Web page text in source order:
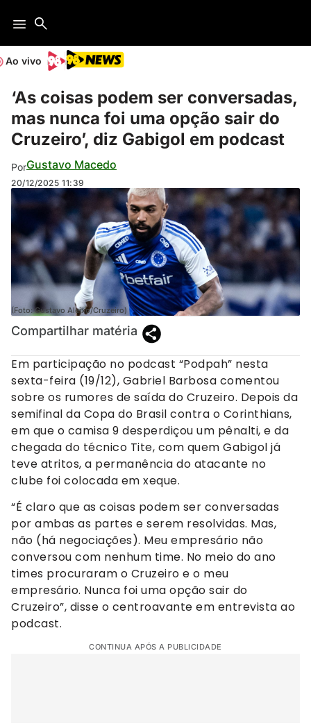
Ao vivo
‘As coisas podem ser conversadas,
mas nunca foi uma opção sair do
Cruzeiro’, diz Gabigol em podcast
PorGustavo Macedo
20/12/2025 11:39
(Foto: Gustavo Aleixo/Cruzeiro)
Compartilhar matéria
Em participação no podcast “Podpah” nesta
sexta-feira (19/12), Gabriel Barbosa comentou
sobre os rumores de saída do Cruzeiro. Depois da
semifinal da Copa do Brasil contra o Corinthians,
em que o camisa 9 desperdiçou um pênalti, e da
chegada do técnico Tite, com quem Gabigol já
teve atritos, a permanência do atacante no
clube foi colocada em xeque.
“É claro que as coisas podem ser conversadas
por ambas as partes e serem resolvidas. Mas,
não (há negociações). Meu empresário não
conversou com nenhum time. No meio do ano
times procuraram o Cruzeiro e o meu
empresário. Nunca foi uma opção sair do
Cruzeiro”, disse o centroavante em entrevista ao
podcast.
CONTINUA APÓS A PUBLICIDADE